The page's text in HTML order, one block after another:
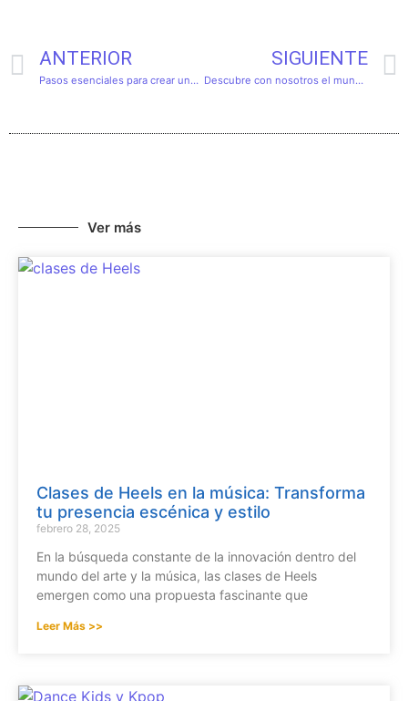
ANTERIOR
Pasos esenciales para crear una canción única
SIGUIENTE
Descubre con nosotros el mundo de la música
Ver más
Clases de Heels en la música: Transforma
tu presencia escénica y estilo
febrero 28, 2025
En la búsqueda constante de la innovación dentro del
mundo del arte y la música, las clases de Heels
emergen como una propuesta fascinante que
Leer Más >>